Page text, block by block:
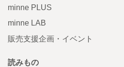
minne PLUS
minne LAB
販売支援企画・イベント
読みもの